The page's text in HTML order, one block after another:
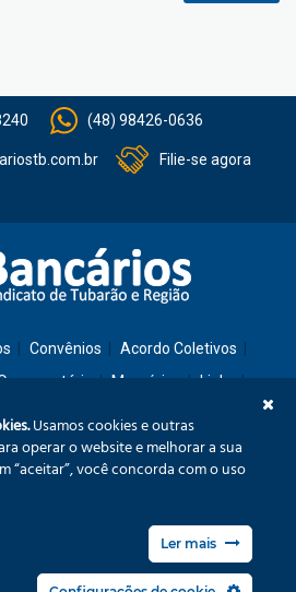
(48) 98426-0636
Filie-se agora
Convênios
Acordo Coletivos
Memórias
Links
– Térreo – Tubarão/SC – CEP: 88701-260
sindicato@bancariostb.com.br
Usamos cookies e outras
operar o website e melhorar a sua
“aceitar”, você concorda com o uso
Ler mais